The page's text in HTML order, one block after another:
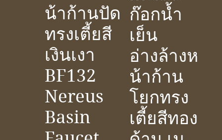
น้าก้านปัด
ทรงเตี้ยสี
เงินเงา
BF132
Nereus
Basin
ก๊อกน้ำ
เย็น
อ่างล้างห
น้าก้าน
โยกทรง
เตี้ยสีทอง